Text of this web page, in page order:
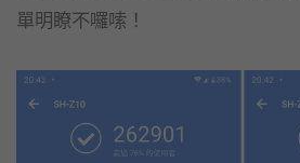
單明瞭不囉嗦！